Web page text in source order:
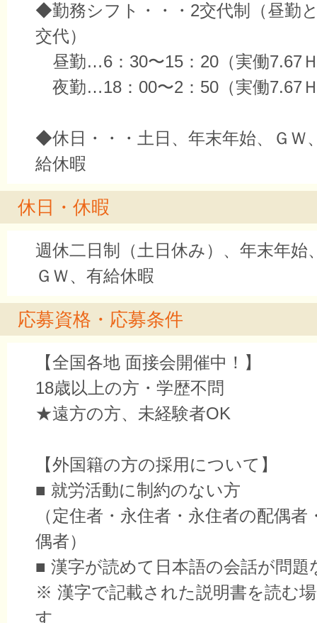
◆勤務シフト・・・2交代制（昼勤
交代）
昼勤…6：30〜15：20（実働7.67
夜勤…18：00〜2：50（実働7.67
◆休日・・・土日、年末年始、ＧＷ
給休暇
休日・休暇
週休二日制（土日休み）、年末年始
ＧＷ、有給休暇
応募資格・応募条件
【全国各地 面接会開催中！】
18歳以上の方・学歴不問
★遠方の方、未経験者OK
【外国籍の方の採用について】
■ 就労活動に制約のない方
（定住者・永住者・永住者の配偶者
偶者）
■ 漢字が読めて日本語の会話が問題
※ 漢字で記載された説明書を読む
す